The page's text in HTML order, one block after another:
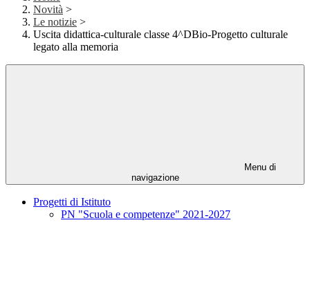
Novità >
Le notizie >
Uscita didattica-culturale classe 4^DBio-Progetto culturale
legato alla memoria
Menu di
navigazione
Progetti di Istituto
PN "Scuola e competenze" 2021-2027